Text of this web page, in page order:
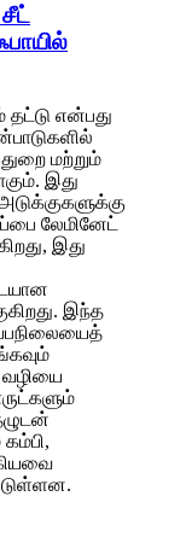
தட்டு என்பது
மற்றும்
இது
லேமினேட்
இது
இந்த
வழியை